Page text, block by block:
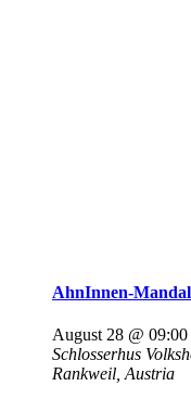
AhnInnen-
August 28 @ 09:00
Schlosserhus
Rankweil, Austria